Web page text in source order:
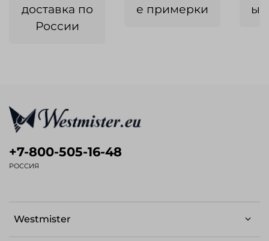
доставка по
России
е примерки
Westmister
+7-800-505-16-48
РОССИЯ